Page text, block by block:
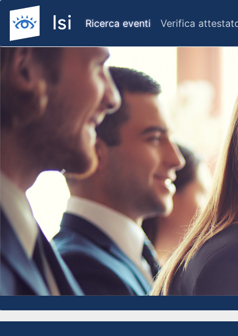
Ricerca eventi Verifica
Previous